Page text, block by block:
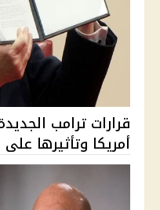
قرارات ترامب
أمريكا وتأثيرها على